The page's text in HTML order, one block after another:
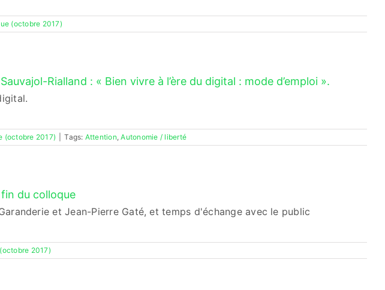
(octobre 2017)
Rialland : « Bien vivre à l’ère du digital : mode d’emploi ».
(octobre 2017) Tags: Attention ,Autonomie / liberté
du colloque
et Jean-Pierre Gaté, et temps d'échange avec le public
2017)